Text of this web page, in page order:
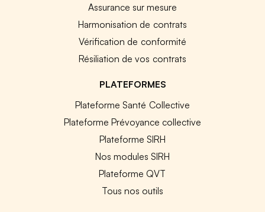
Assurance sur mesure
Harmonisation de contrats
Vérification de conformité
Résiliation de vos contrats
PLATEFORMES
Plateforme Santé Collective
Plateforme Prévoyance collective
Plateforme SIRH
Nos modules SIRH
Plateforme QVT
Tous nos outils